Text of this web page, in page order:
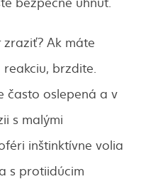
Ak máte
brzdite.
často oslepená a v
s malými
inštinktívne volia
s protiidúcim